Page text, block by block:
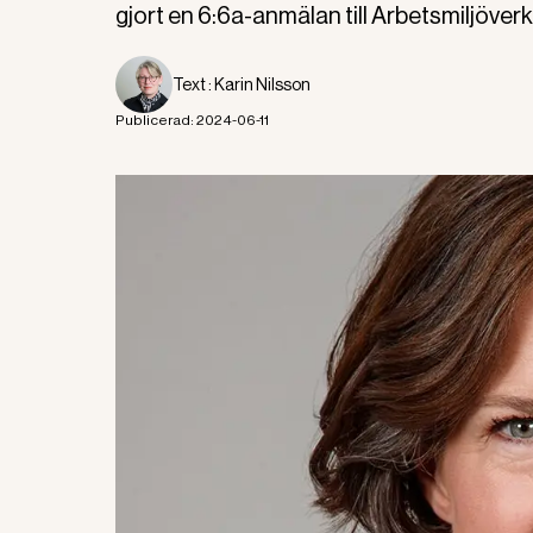
gjort en 6:6a-anmälan till
Text : Karin Nilsson
Publicerad: 2024-06-11